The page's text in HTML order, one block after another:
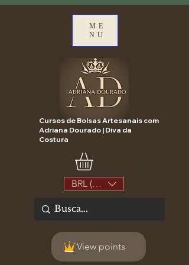
ME
NU
Cursos de Bolsas Artesanais com
Adriana Dourado | Diva da
Costura
BRL (R$)
View points